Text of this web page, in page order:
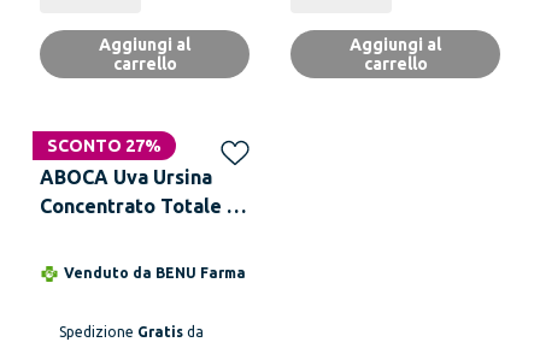
Aggiungi al
carrello
Aggiungi al
carrello
SCONTO 27%
ABOCA Uva Ursina
Concentrato Totale 50
Venduto da BENU Farma
Spedizione Gratis da